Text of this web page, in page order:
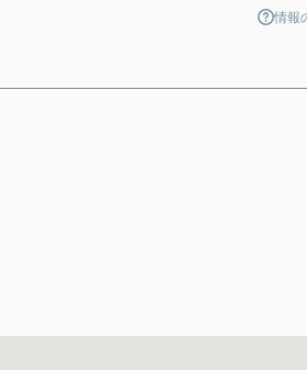
情報